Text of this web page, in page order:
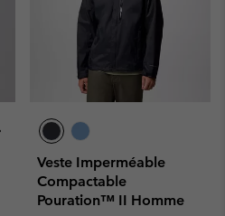
Veste Imperméable
Compactable
Pouration™ II Homme